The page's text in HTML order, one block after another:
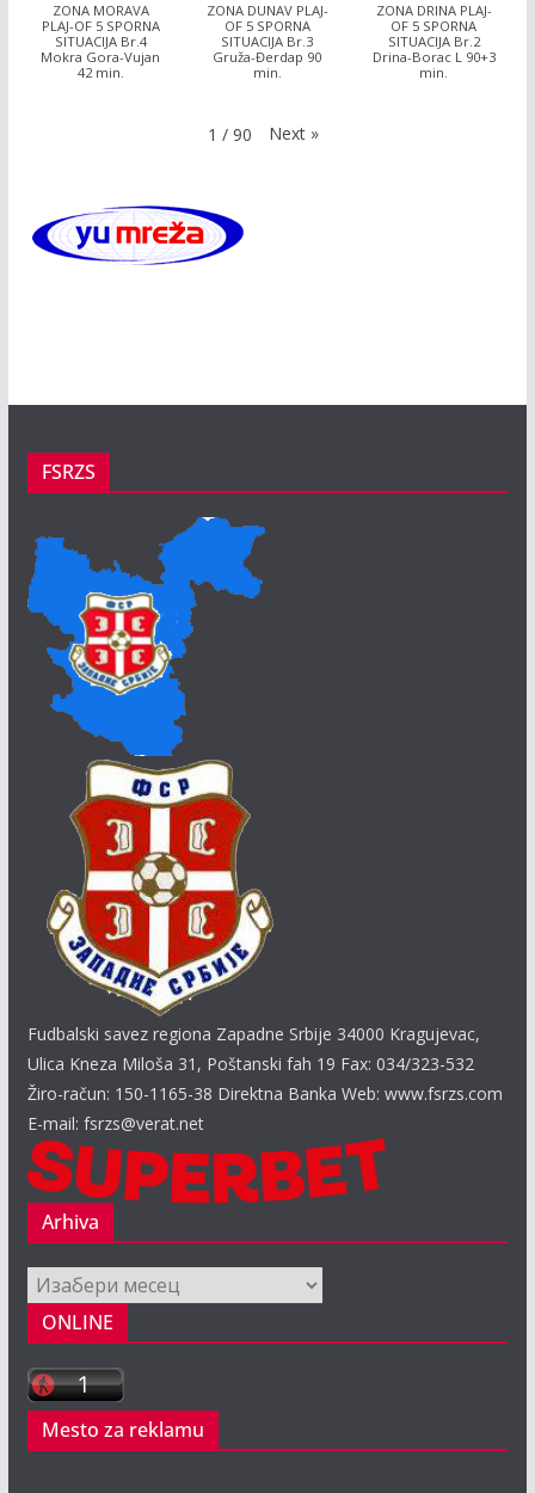
ZONA MORAVA
PLAJ-OF 5 SPORNA
SITUACIJA Br.4
Mokra Gora-Vujan
42 min.
ZONA DUNAV PLAJ-
OF 5 SPORNA
SITUACIJA Br.3
Gruža-Đerdap 90
min.
ZONA DRINA PLAJ-
OF 5 SPORNA
SITUACIJA Br.2
Drina-Borac L 90+3
min.
1 / 90 Next »
FSRZS
Fudbalski savez regiona Zapadne Srbije 34000 Kragujevac,
Ulica Kneza Miloša 31, Poštanski fah 19 Fax: 034/323-532
Žiro-račun: 150-1165-38 Direktna Banka Web: www.fsrzs.com
E-mail: fsrzs@verat.net
Arhiva
Arhiva
ONLINE
Mesto za reklamu